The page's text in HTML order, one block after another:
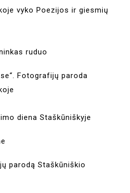
vyko Poezijos ir giesmių
ruduo
Fotografijų paroda
diena Staškūniškyje
parodą Staškūniškio